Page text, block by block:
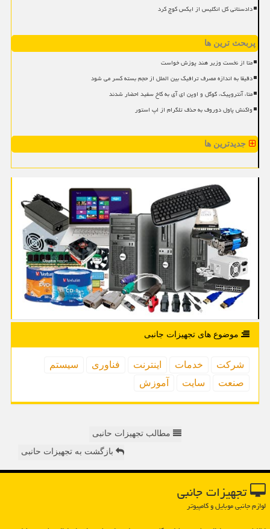
دادستانی کل انگلیس از ایکس کوچ کرد
پربحث ترین ها
متا از نخست وزیر هند پوزش خواست
دقیقا به اندازه مصرف ترافیک بین الملل از حجم بسته کسر می شود
متا، آنتروپیک، گوگل و اوپن ای آی به کاخ سفید احضار شدند
واکنش پاول دوروف به حذف تلگرام از اپ استور
جدیدترین ها
موضوع های تجهیزات جانبی
شركت خدمات اینترنت فناوری
سیستم
صنعت
سایت آموزش
مطالب تجهیزات حانبی
بازگشت به تجهیزات حانبی
تجهیزات جانبی
لوازم جانبی موبایل و کامپیوتر